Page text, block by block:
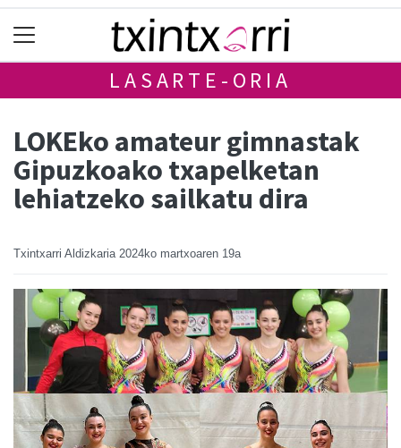
LASARTE-ORIA
LOKEko amateur gimnastak
Gipuzkoako txapelketan
lehiatzeko sailkatu dira
Txintxarri Aldizkaria 2024ko martxoaren 19a